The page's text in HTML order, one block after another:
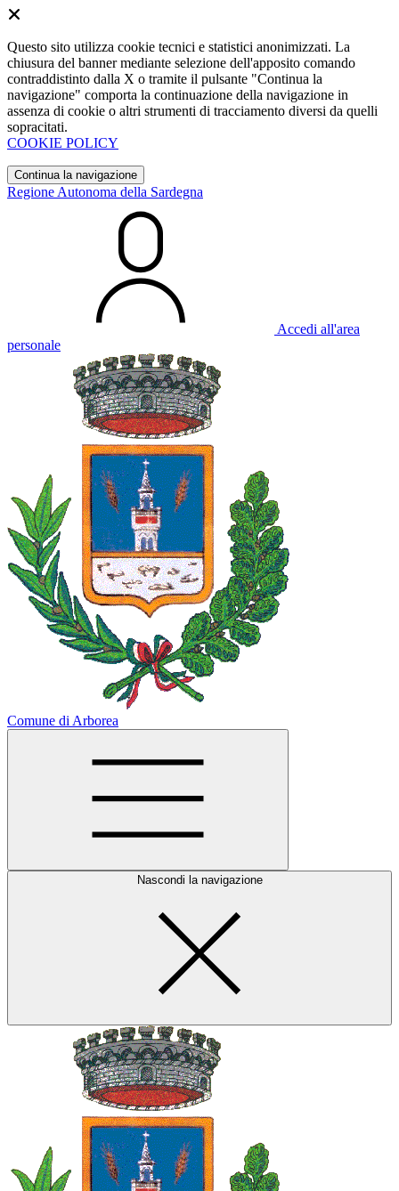
Questo sito utilizza cookie tecnici e statistici anonimizzati. La
chiusura del banner mediante selezione dell'apposito comando
contraddistinto dalla X o tramite il pulsante "Continua la
navigazione" comporta la continuazione della navigazione in
assenza di cookie o altri strumenti di tracciamento diversi da quelli
sopracitati.
COOKIE POLICY
Continua la navigazione
Regione Autonoma della Sardegna
Accedi all'area
personale
Comune di Arborea
Nascondi la navigazione